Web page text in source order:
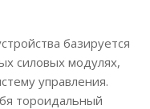
базируется
силовых модулях,
управления.
тороидальный